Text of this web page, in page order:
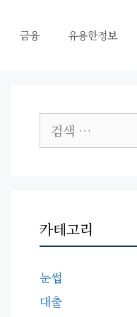
금융 유용한정보
색:
카테고리
눈썹
대출